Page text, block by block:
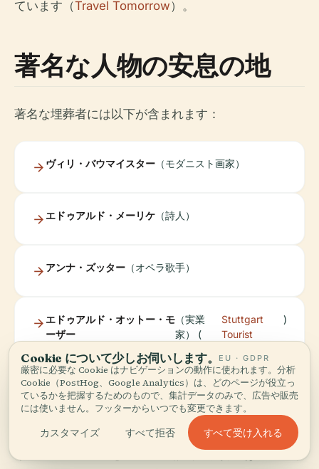
ています（Travel Tomorrow）。
著名な人物の安息の地
著名な埋葬者には以下が含まれます：
ヴィリ・バウマイスター （モダニスト画家）
エドゥアルド・メーリケ （詩人）
アンナ・ズッター （オペラ歌手）
エドゥアルド・オットー・モ
ーザー
（実業
家） (
Stuttgart
Tourist
)
多文化かつ複合的な側面
イスラエルの地区とロシア正教会の礼拝堂は、シュト
Cookie について少しお伺いします。 EU · GDPR
厳密に必要な Cookie はナビゲーションの動作に使われます。分析
Cookie（PostHog、Google Analytics）は、どのページが役立っ
ているかを把握するためのもので、集計データのみで、広告や販売
には使いません。フッターからいつでも変更できます。
カスタマイズ すべて拒否 すべて受け入れる